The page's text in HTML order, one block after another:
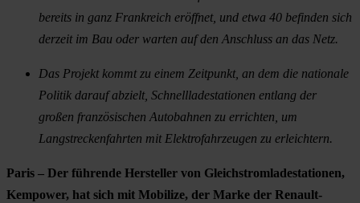
bereits in ganz Frankreich eröffnet, und etwa 40 befinden sich
derzeit im Bau oder warten auf den Anschluss an das Netz.
Das Projekt kommt zu einem Zeitpunkt, an dem die nationale
Politik darauf abzielt, Schnellladestationen entlang der
großen französischen Autobahnen zu errichten, um
Langstreckenfahrten mit Elektrofahrzeugen zu erleichtern.
Paris – Der führende Hersteller von Gleichstromladestationen,
Kempower, hat sich mit Mobilize, der Marke der Renault-